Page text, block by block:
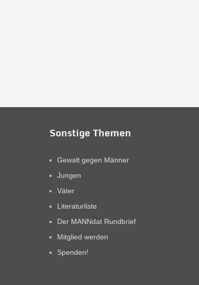
Sonstige Themen
Gewalt gegen Männer
Jungen
Väter
Literaturliste
Der MANNdat Rundbrief
Mitglied werden
Spenden!